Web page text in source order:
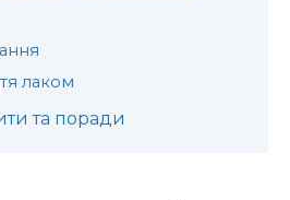
лаком
та поради